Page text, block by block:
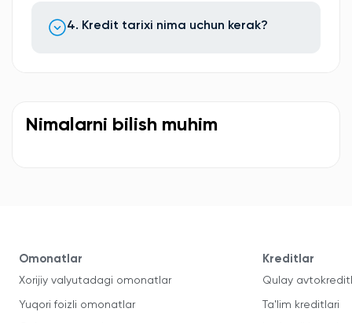
4. Kredit tarixi nima uchun kerak?
Nimalarni bilish muhim
Omonatlar
Xorijiy valyutadagi omonatlar
Yuqori foizli omonatlar
Kreditlar
Qulay
Ta'lim kreditlari